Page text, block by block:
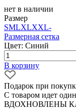
нет в наличии
Размер
SMLXLXXL-
Размерная сетка
Цвет: Синий
В корзину
Подарок при
С товаром идет
ВДОХНОВЛЕНЫ